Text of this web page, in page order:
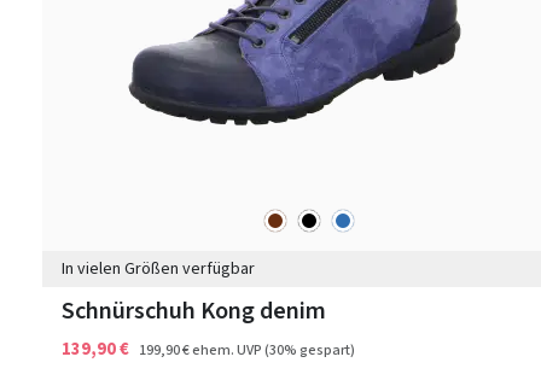
braunschwarz
blau
In vielen Größen verfügbar
Schnürschuh Kong denim
139,90 € 199,90 €ehem. UVP(30% gespart)